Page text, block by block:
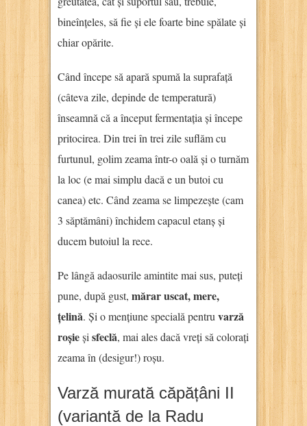
bineînțeles, să fie și ele foarte bine spălate și
chiar opărite.
Când începe să apară spumă la suprafață
(câteva zile, depinde de temperatură)
înseamnă că a început fermentația și începe
pritocirea. Din trei în trei zile suflăm cu
furtunul, golim zeama într-o oală și o turnăm
la loc (e mai simplu dacă e un butoi cu
canea) etc. Când zeama se limpezește (cam
3 săptămâni) închidem capacul etanș și
ducem butoiul la rece.
Pe lângă adaosurile amintite mai sus, puteți
pune, după gust, mărar uscat, mere,
țelină. Și o mențiune specială pentru varză
roșieși sfeclă, mai ales dacă vreți să colorați
zeama în (desigur!) roșu.
Varză murată căpățâni II
(variantă de la Radu